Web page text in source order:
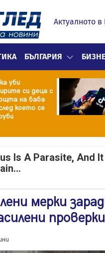
Актуалното
БЪЛГАРИЯ
уби
си деца с
на баба
което се
Is A Parasite, And
мерки
проверки